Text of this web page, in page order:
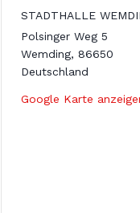
STADTHALLE
Polsinger Weg 5
Wemding, 86650
Deutschland
Google Karte